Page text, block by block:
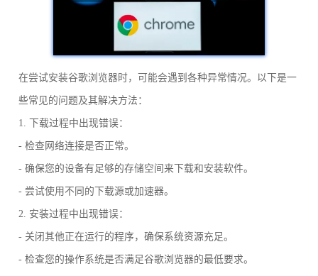
在尝试安装谷歌浏览器时，可能会遇到各种异常情况。以下是一
些常见的问题及其解决方法：
1. 下载过程中出现错误：
- 检查网络连接是否正常。
- 确保您的设备有足够的存储空间来下载和安装软件。
- 尝试使用不同的下载源或加速器。
2. 安装过程中出现错误：
- 关闭其他正在运行的程序，确保系统资源充足。
- 检查您的操作系统是否满足谷歌浏览器的最低要求。